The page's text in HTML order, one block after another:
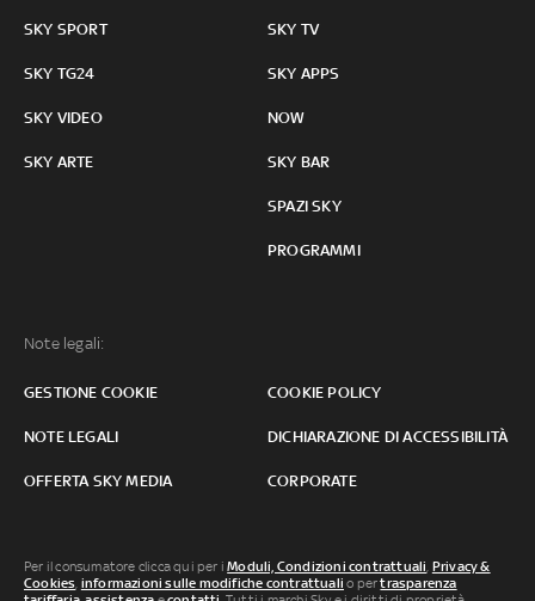
SKY SPORT
SKY TG24
SKY VIDEO
SKY ARTE
SKY TV
SKY APPS
NOW
SKY BAR
SPAZI SKY
PROGRAMMI
Note legali:
GESTIONE COOKIE COOKIE POLICY
NOTE LEGALI DICHIARAZIONE DI ACCESSIBILITÀ
OFFERTA SKY MEDIA CORPORATE
Per il consumatore clicca qui per iModuli, Condizioni contrattuali, Privacy &
Cookies, informazioni sulle modifiche contrattuali o pertrasparenza